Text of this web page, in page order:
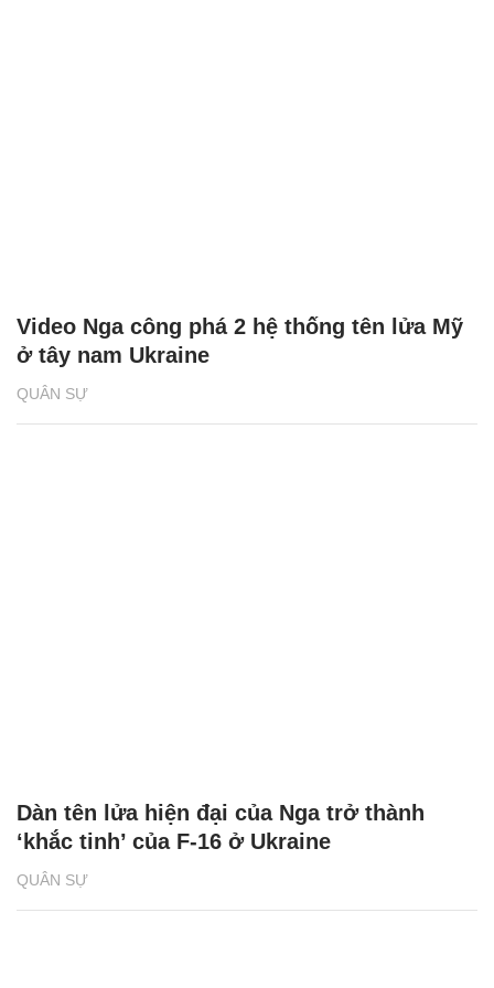
QUÂN SỰ
Video Nga công phá 2 hệ thống tên lửa Mỹ
ở tây nam Ukraine
QUÂN SỰ
Dàn tên lửa hiện đại của Nga trở thành
‘khắc tinh’ của F-16 ở Ukraine